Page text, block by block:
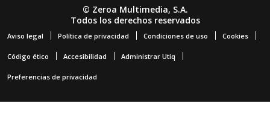
© Zeroa Multimedia, S.A.
Todos los derechos reservados
Aviso legal Política de privacidad Condiciones de uso Cookies
Código ético Accesibilidad Administrar Utiq
Preferencias de privacidad